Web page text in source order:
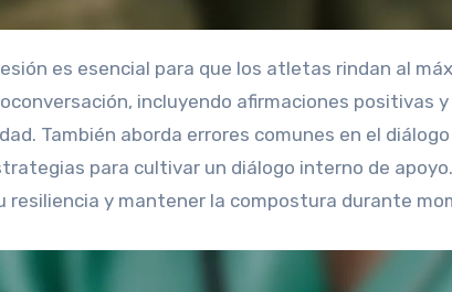
incluyendo afirmaciones positivas
También aborda errores comunes en el
para cultivar un diálogo interno de
resiliencia y mantener la compostura durante